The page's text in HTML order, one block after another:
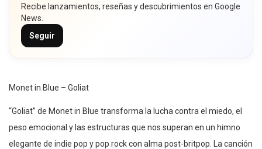
Recibe lanzamientos, reseñas y descubrimientos en Google
News.
Seguir
Monet in Blue – Goliat
“Goliat” de Monet in Blue transforma la lucha contra el miedo, el
peso emocional y las estructuras que nos superan en un himno
elegante de indie pop y pop rock con alma post-britpop. La canción